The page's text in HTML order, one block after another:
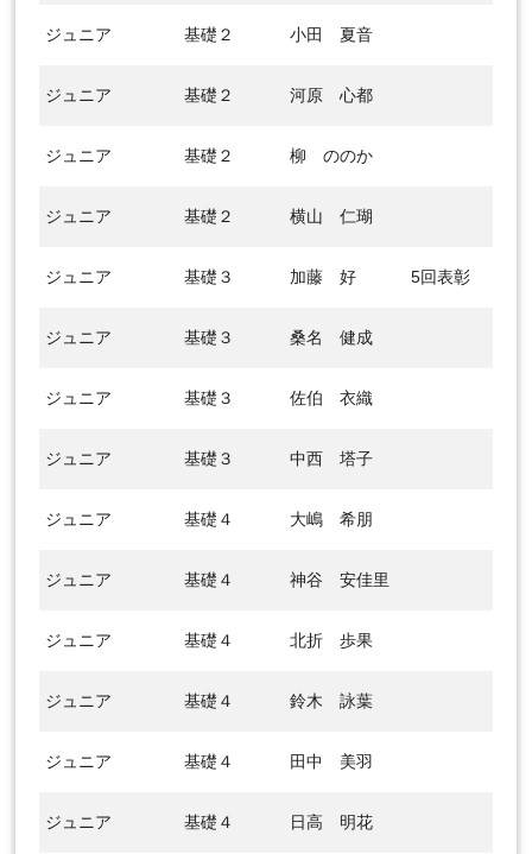
ジュニア 基礎２ 小田 夏音
ジュニア 基礎２ 河原 心都
ジュニア 基礎２ 柳 ののか
ジュニア 基礎２ 横山 仁瑚
ジュニア 基礎３ 加藤 好 5回表彰
ジュニア 基礎３ 桑名 健成
ジュニア 基礎３ 佐伯 衣織
ジュニア 基礎３ 中西 塔子
ジュニア 基礎４ 大嶋 希朋
ジュニア 基礎４ 神谷 安佳里
ジュニア 基礎４ 北折 歩果
ジュニア 基礎４ 鈴木 詠葉
ジュニア 基礎４ 田中 美羽
ジュニア 基礎４ 日高 明花